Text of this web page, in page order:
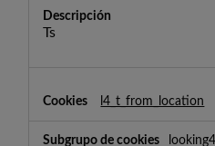
Ts
l4_t_from_location